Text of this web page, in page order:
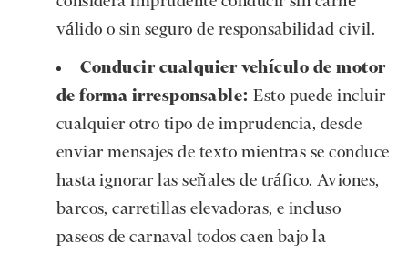
válido o sin seguro de responsabilidad civil.
Conducir cualquier vehículo de motor
de forma irresponsable: Esto puede incluir
cualquier otro tipo de imprudencia, desde
enviar mensajes de texto mientras se conduce
hasta ignorar las señales de tráfico. Aviones,
barcos, carretillas elevadoras, e incluso
paseos de carnaval todos caen bajo la